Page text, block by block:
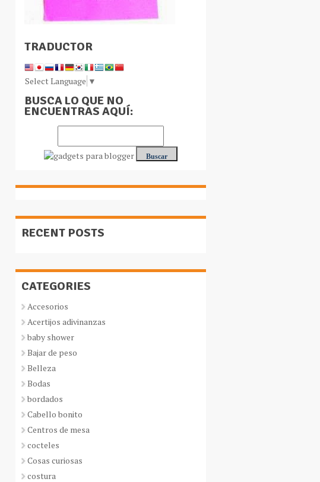
TRADUCTOR
Select Language ▼
BUSCA LO QUE NO
ENCUENTRAS AQUÍ:
RECENT POSTS
CATEGORIES
Accesorios
Acertijos adivinanzas
baby shower
Bajar de peso
Belleza
Bodas
bordados
Cabello bonito
Centros de mesa
cocteles
Cosas curiosas
costura